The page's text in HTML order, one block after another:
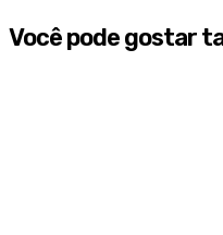
Você pode gostar